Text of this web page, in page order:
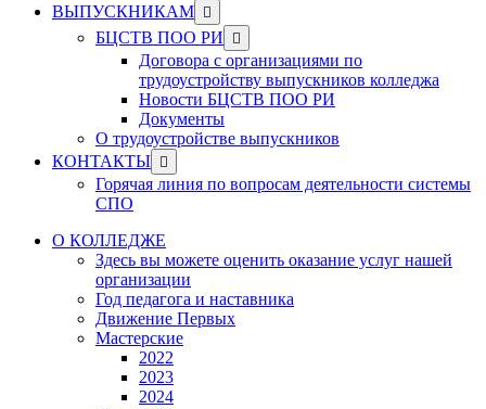
ВЫПУСКНИКАМ Show
sub
menu
БЦСТВ ПОО РИ
Show
sub
menu
Договора с организациями по
трудоустройству выпускников колледжа
Новости БЦСТВ ПОО РИ
Документы
О трудоустройстве выпускников
КОНТАКТЫ Show
sub
menu
Горячая линия по вопросам деятельности системы
СПО
О КОЛЛЕДЖЕ
Здесь вы можете оценить оказание услуг нашей
организации
Год педагога и наставника
Движение Первых
Мастерские
2022
2023
2024